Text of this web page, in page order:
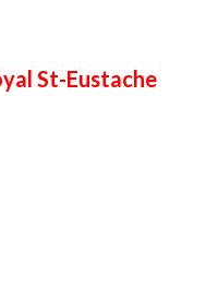
St-Eustache